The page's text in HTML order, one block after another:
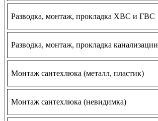
Разводка, монтаж, прокладка ХВС и ГВС
Разводка, монтаж, прокладка канализации
Монтаж сантехлюка (металл, пластик)
Монтаж сантехлюка (невидимка)